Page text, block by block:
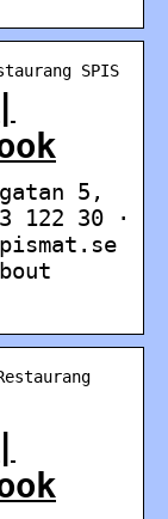
SPIS
5,
122 30 ·